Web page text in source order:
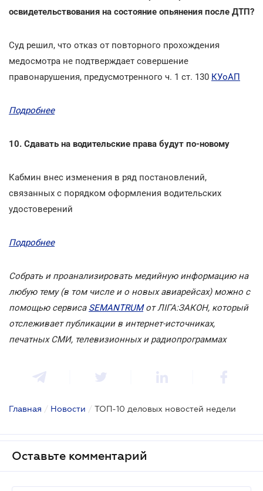
освидетельствования на состояние опьянения после ДТП?
Суд решил, что отказ от повторного прохождения
медосмотра не подтверждает совершение
правонарушения, предусмотренного ч. 1 ст. 130 КУоАП
Подробнее
10. Сдавать на водительские права будут по-новому
Кабмин внес изменения в ряд постановлений,
связанных с порядком оформления водительских
удостоверений
Подробнее
Собрать и проанализировать медийную информацию на
любую тему (в том числе и о новых авиарейсах) можно с
помощью сервиса SEMANTRUMот ЛІГА:ЗАКОН, который
отслеживает публикации в интернет-источниках,
печатных СМИ, телевизионных и радиопрограммах
Главная / Новости / ТОП-10 деловых новостей недели
Оставьте комментарий